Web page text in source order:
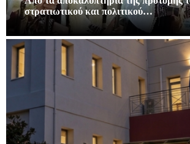
στρατιωτικού και πολιτικού…